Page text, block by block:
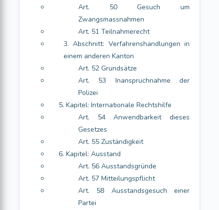
Art. 50 Gesuch um
Zwangsmassnahmen
Art. 51 Teilnahmerecht
3. Abschnitt: Verfahrenshandlungen in
einem anderen Kanton
Art. 52 Grundsätze
Art. 53 Inanspruchnahme der
Polizei
5. Kapitel: Internationale Rechtshilfe
Art. 54 Anwendbarkeit dieses
Gesetzes
Art. 55 Zuständigkeit
6. Kapitel: Ausstand
Art. 56 Ausstandsgründe
Art. 57 Mitteilungspflicht
Art. 58 Ausstandsgesuch einer
Partei